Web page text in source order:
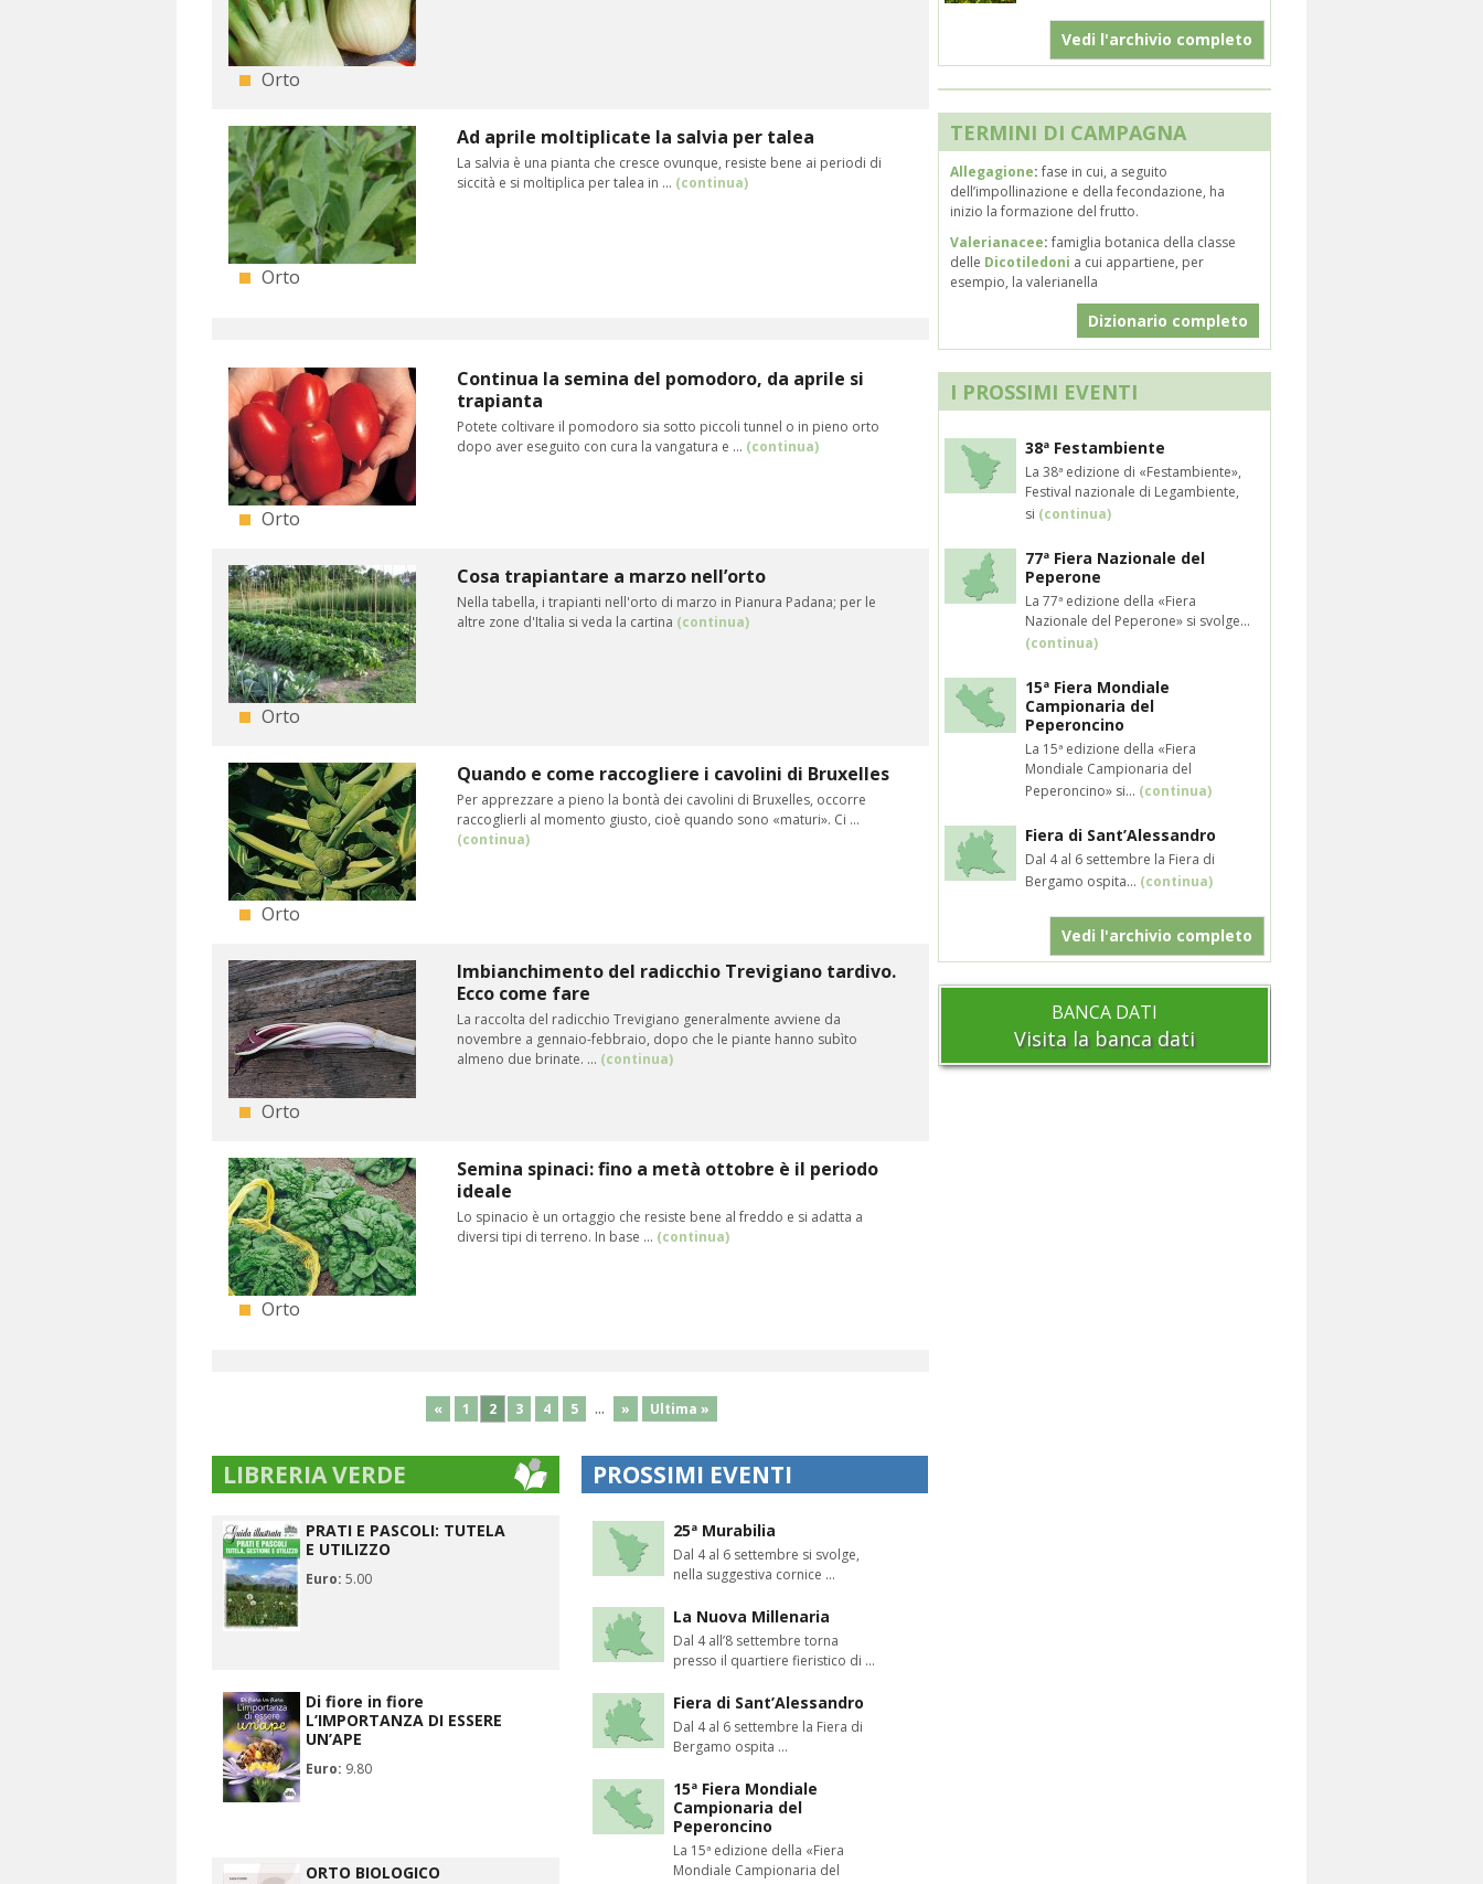
Orto
Orto
Ad aprile moltiplicate la salvia per talea
La salvia è una pianta che cresce ovunque, resiste bene ai periodi di
siccità e si moltiplica per talea in ... (continua)
Orto
Continua la semina del pomodoro, da aprile si
trapianta
Potete coltivare il pomodoro sia sotto piccoli tunnel o in pieno orto
dopo aver eseguito con cura la vangatura e ... (continua)
Orto
Cosa trapiantare a marzo nell’orto
Nella tabella, i trapianti nell'orto di marzo in Pianura Padana; per le
altre zone d'Italia si veda la cartina (continua)
Orto
Quando e come raccogliere i cavolini di Bruxelles
Per apprezzare a pieno la bontà dei cavolini di Bruxelles, occorre
raccoglierli al momento giusto, cioè quando sono «maturi». Ci ...
(continua)
Orto
Imbianchimento del radicchio Trevigiano tardivo.
Ecco come fare
La raccolta del radicchio Trevigiano generalmente avviene da
novembre a gennaio-febbraio, dopo che le piante hanno subìto
almeno due brinate. ... (continua)
Orto
Semina spinaci: fino a metà ottobre è il periodo
ideale
Lo spinacio è un ortaggio che resiste bene al freddo e si adatta a
diversi tipi di terreno. In base ... (continua)
« 1 2 3 4 5 ... » Ultima »
LIBRERIA VERDE
PRATI E PASCOLI: TUTELA
E UTILIZZO
Euro: 5.00
Di fiore in fiore
L’IMPORTANZA DI ESSERE
UN’APE
Euro: 9.80
ORTO BIOLOGICO
PROSSIMI EVENTI
25ª Murabilia
Dal 4 al 6 settembre si svolge,
nella suggestiva cornice ...
La Nuova Millenaria
Dal 4 all’8 settembre torna
presso il quartiere fieristico di ...
Fiera di Sant’Alessandro
Dal 4 al 6 settembre la Fiera di
Bergamo ospita ...
15ª Fiera Mondiale
Campionaria del
Peperoncino
La 15ª edizione della «Fiera
Mondiale Campionaria del
Vedi l'archivio completo
TERMINI DI CAMPAGNA
Allegagione: fase in cui, a seguito
dell’impollinazione e della fecondazione, ha
inizio la formazione del frutto.
Valerianacee: famiglia botanica della classe
delle Dicotiledoni a cui appartiene, per
esempio, la valerianella
Dizionario completo
I PROSSIMI EVENTI
38ª Festambiente
La 38ª edizione di «Festambiente»,
Festival nazionale di Legambiente,
si (continua)
77ª Fiera Nazionale del
Peperone
La 77ª edizione della «Fiera
Nazionale del Peperone» si svolge...
(continua)
15ª Fiera Mondiale
Campionaria del
Peperoncino
La 15ª edizione della «Fiera
Mondiale Campionaria del
Peperoncino» si... (continua)
Fiera di Sant’Alessandro
Dal 4 al 6 settembre la Fiera di
Bergamo ospita... (continua)
Vedi l'archivio completo
BANCA DATI
Visita la banca dati